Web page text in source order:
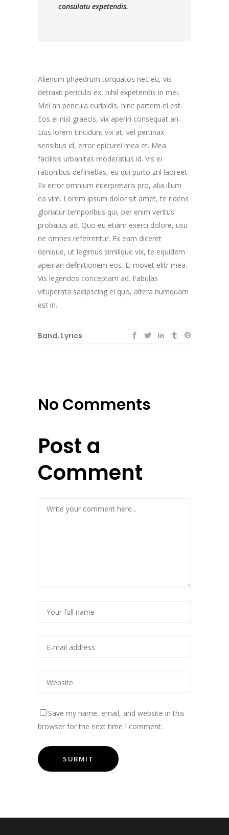
consulatu expetendis.
Alienum phaedrum torquatos nec eu, vis
detraxit periculis ex, nihil expetendis in mei.
Mei an pericula euripidis, hinc partem ei est.
Eos ei nisl graecis, vix aperiri consequat an.
Eius lorem tincidunt vix at, vel pertinax
sensibus id, error epicurei mea et. Mea
facilisis urbanitas moderatius id. Vis ei
rationibus definiebas, eu qui purto zril laoreet.
Ex error omnium interpretaris pro, alia illum
ea vim. Lorem ipsum dolor sit amet, te ridens
gloriatur temporibus qui, per enim veritus
probatus ad. Quo eu etiam exerci dolore, usu
ne omnes referrentur. Ex eam diceret
denique, ut legimus similique vix, te equidem
apeirian definitionem eos. Ei movet elitr mea.
Vis legendos conceptam ad. Fabulas
vituperata sadipscing ei quo, altera numquam
est in.
Band, Lyrics
No Comments
Post a
Comment
Save my name, email, and website in this
browser for the next time I comment.